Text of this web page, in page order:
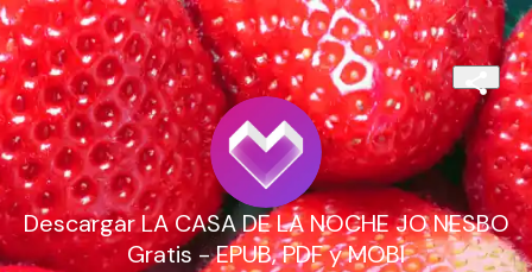
Descargar LA CASA DE LA NOCHE JO NESBO
Gratis - EPUB, PDF y MOBI